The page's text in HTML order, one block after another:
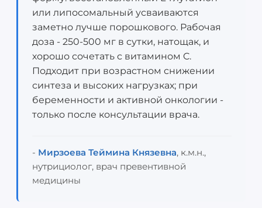
или липосомальный усваиваются
заметно лучше порошкового. Рабочая
доза - 250-500 мг в сутки, натощак, и
хорошо сочетать с витамином C.
Подходит при возрастном снижении
синтеза и высоких нагрузках; при
беременности и активной онкологии -
только после консультации врача.
- Мирзоева Теймина Князевна, к.м.н.,
нутрициолог, врач превентивной
медицины